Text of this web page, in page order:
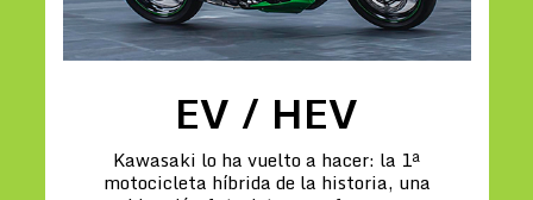
EV / HEV
Kawasaki lo ha vuelto a hacer: la 1ª
motocicleta híbrida de la historia, una